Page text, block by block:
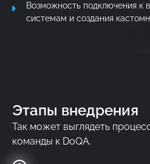
Возможность подключения к
системам и создания
Этапы внедрения
Так может выглядеть
команды к DoQA.